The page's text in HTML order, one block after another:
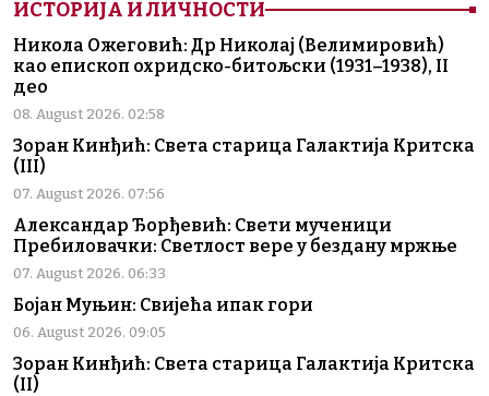
ИСТОРИЈА И ЛИЧНОСТИ
Никола Ожеговић: Др Николај (Велимировић)
као епископ охридско-битољски (1931–1938), II
део
08. August 2026. 02:58
Зоран Кинђић: Света старица Галактија Критска
(III)
07. August 2026. 07:56
Александар Ђорђевић: Свети мученици
Пребиловачки: Светлост вере у бездану мржње
07. August 2026. 06:33
Бојан Муњин: Свијећа ипак гори
06. August 2026. 09:05
Зоран Кинђић: Света старица Галактија Критска
(II)